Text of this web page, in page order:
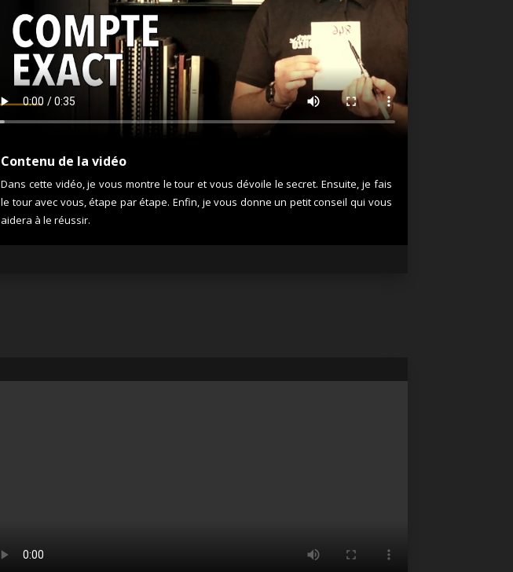
Contenu de la vidéo
Dans cette vidéo, je vous montre le tour et vous dévoile le secret. Ensuite, je fais
le tour avec vous, étape par étape. Enfin, je vous donne un petit conseil qui vous
aidera à le réussir.